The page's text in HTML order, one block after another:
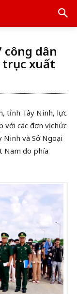
công dân
trục xuất
tỉnh Tây Ninh, lực
các đơn vị chức
Ninh và Sở Ngoại
Nam do phía